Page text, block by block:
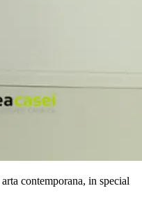
contemporana, in special